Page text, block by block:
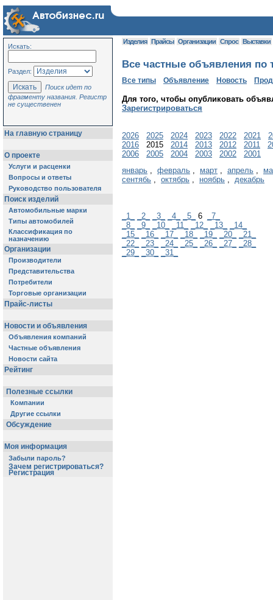
Искать:
Раздел:
Поиск идет по
фрагменту названия. Регистр
не существенен
На главную страницу
О проекте
Услуги и расценки
Вопросы и ответы
Руководство пользователя
Поиск изделий
Автомобильные марки
Типы автомобилей
Классификация по
назначению
Организации
Производители
Представительства
Потребители
Торговые организации
Прайс-листы
Новости и объявления
Объявления компаний
Частные объявления
Новости сайта
Рейтинг
Полезные ссылки
Компании
Другие ссылки
Обсуждение
Моя информация
Забыли пароль?
Зачем регистрироваться?
Регистрация
Изделия Прайсы Организации Спрос Выставки
Все частные объявления по
Все типы Объявление Новость
Для того, чтобы опубликовать
Зарегистрироваться
2026 2025 2024 2023 2022 2021
2016 2015 2014 2013 2012 2011
2006
2005 2004 2003 2002
2001
январь , февраль , март , апрель ,
сентябь , октябрь , ноябрь , декабрь
_1_ _2_ _3_ _4_ _5_ 6
_7_
_8_
_9_ _10_ _11_ _12_ _13_
_14_
_15_
_16_ _17_ _18_ _19_ _20_
_21_
_22_
_23_ _24_ _25_ _26_ _27_
_28_
_29_
_30_ _31_